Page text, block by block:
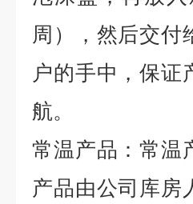
周），然后交付
户的手中，保证
航。
常温产品：常温
产品由公司库房